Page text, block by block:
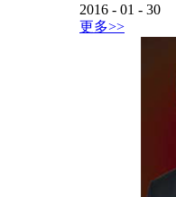
2016 - 01 - 30
更多>>